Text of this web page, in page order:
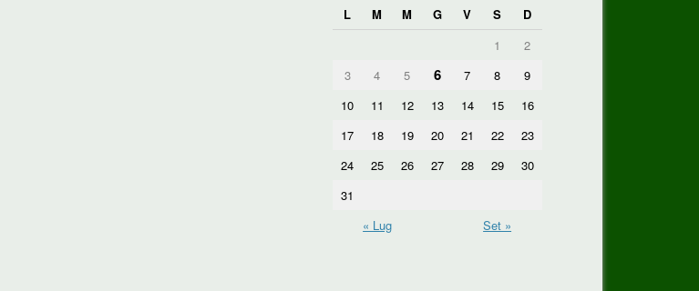
L
M M G V S
D
1
2
3
4 5 6 7 8
9
10
11 12 13 14 15
16
17
18 19 20 21 22
23
24
25 26 27 28 29
30
31
« Lug
Set »